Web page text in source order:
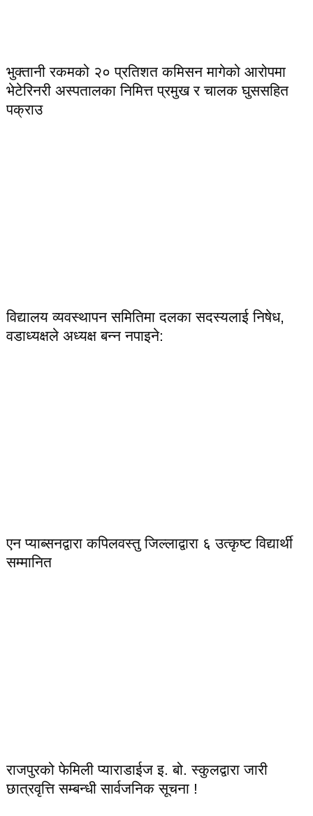
भुक्तानी रकमको २० प्रतिशत कमिसन मागेको आरोपमा
भेटेरिनरी अस्पतालका निमित्त प्रमुख र चालक घुससहित
पक्राउ
विद्यालय व्यवस्थापन समितिमा दलका सदस्यलाई निषेध,
वडाध्यक्षले अध्यक्ष बन्न नपाइने:
एन प्याब्सनद्वारा कपिलवस्तु जिल्लाद्वारा ६ उत्कृष्ट विद्यार्थी
सम्मानित
राजपुरको फेमिली प्याराडाईज इ. बो. स्कुलद्वारा जारी
छात्रवृत्ति सम्बन्धी सार्वजनिक सूचना !